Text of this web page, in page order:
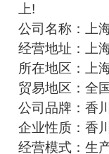
上!
公司名称：上
经营地址：上
所在地区：上
贸易地区：全
公司品牌：香
企业性质：香
经营模式：生